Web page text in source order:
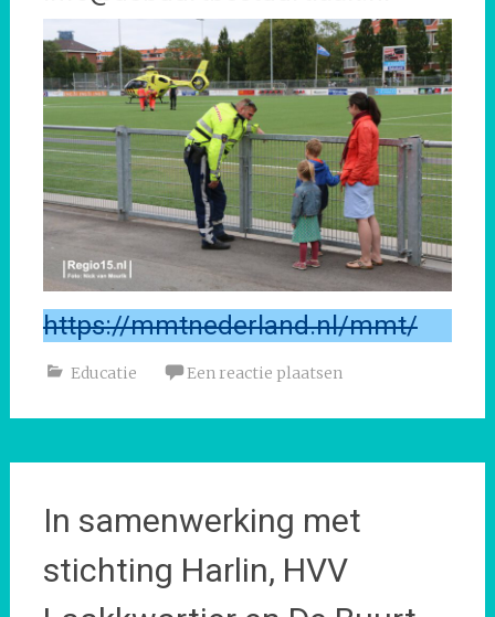
https://mmtnederland.nl/mmt/
Educatie Een reactie plaatsen
In samenwerking met
stichting Harlin, HVV